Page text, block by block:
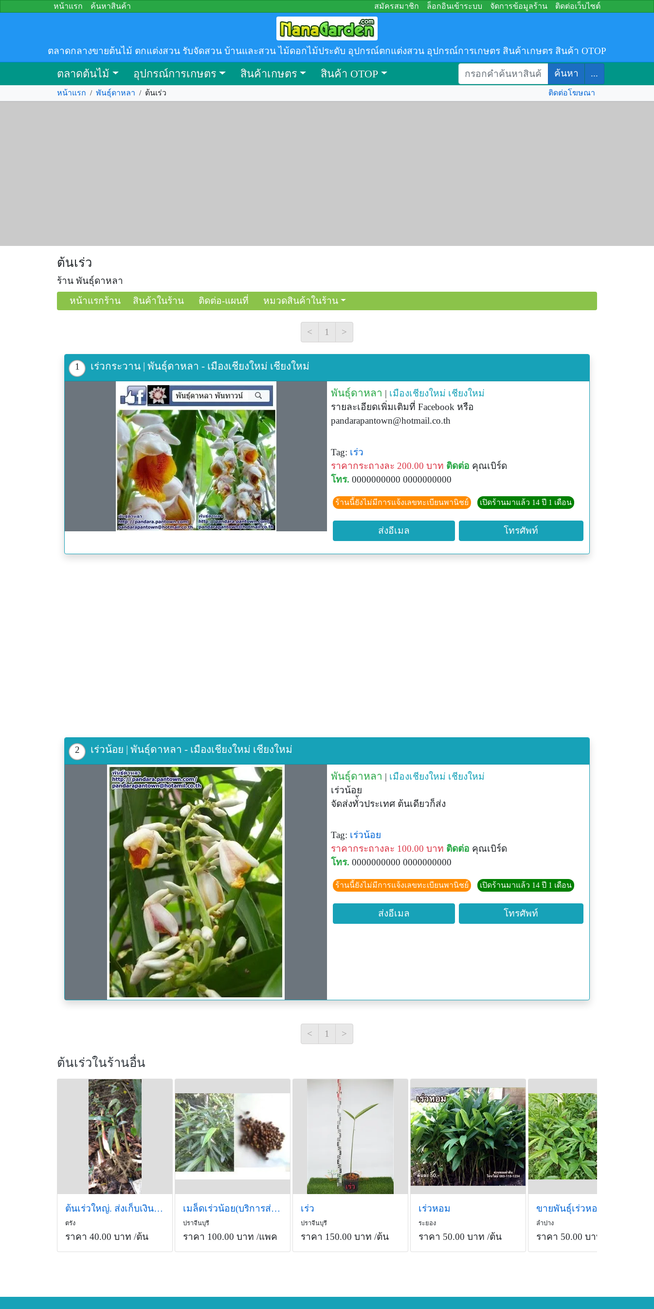
หน้าแรก ค้นหาสินค้า สมัครสมาชิก ล็อกอินเข้าระบบ จัดการข้อมูลร้าน ติดต่อเว็บไซต์
ตลาดกลางขายต้นไม้ ตกแต่งสวน รับจัดสวน บ้านและสวน ไม้ดอกไม้ประดับ อุปกรณ์ตกแต่งสวน อุปกรณ์การเกษตร สินค้าเกษตร สินค้า OTOP
ตลาดต้นไม้ อุปกรณ์การเกษตร สินค้าเกษตร สินค้า OTOP ค้นหา ...
หน้าแรก / พันธุ์ดาหลา / ต้นเร่ว ติดต่อโฆษณา
ต้นเร่ว
ร้าน พันธุ์ดาหลา
หน้าแรกร้าน
สินค้าในร้าน ติดต่อ-แผนที่ หมวดสินค้าในร้าน
< 1 >
1 เร่วกระวาน | พันธุ์ดาหลา - เมืองเชียงใหม่ เชียงใหม่
พันธุ์ดาหลา | เมืองเชียงใหม่ เชียงใหม่
รายละเอียดเพิ่มเติมที่ Facebook หรือ
pandarapantown@hotmail.co.th
Tag: เร่ว
ราคากระถางละ 200.00 บาท ติดต่อ คุณเบิร์ด
โทร. 0000000000 0000000000
ร้านนี้ยังไม่มีการแจ้งเลขทะเบียนพานิชย์ เปิดร้านมาแล้ว 14 ปี 1 เดือน
ส่งอีเมล โทรศัพท์
2 เร่วน้อย | พันธุ์ดาหลา - เมืองเชียงใหม่ เชียงใหม่
พันธุ์ดาหลา | เมืองเชียงใหม่ เชียงใหม่
เร่วน้อย
จัดส่งทั่้วประเทศ ต้นเดียวก็ส่ง
Tag: เร่วน้อย
ราคากระถางละ 100.00 บาท ติดต่อ คุณเบิร์ด
โทร. 0000000000 0000000000
ร้านนี้ยังไม่มีการแจ้งเลขทะเบียนพานิชย์ เปิดร้านมาแล้ว 14 ปี 1 เดือน
ส่งอีเมล โทรศัพท์
< 1 >
ต้นเร่วในร้านอื่น
ต้นเร่วใหญ่. ส่งเก็บเงินปลายทาง
ตรัง
ราคา 40.00 บาท /ต้น
เมล็ดเร่วน้อย(บริการส่งทางไปรษณีย์)
ปราจีนบุรี
ราคา 100.00 บาท /แพค
เร่ว
ปราจีนบุรี
ราคา 150.00 บาท /ต้น
เร่วหอม
ระยอง
ราคา 50.00 บาท /ต้น
ขายพันธุ์เร่วหอม
ลำปาง
ราคา 50.00 บาท